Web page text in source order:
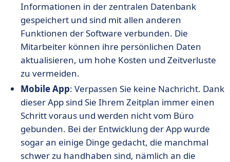
Informationen in der zentralen Datenbank
gespeichert und sind mit allen anderen
Funktionen der Software verbunden. Die
Mitarbeiter können ihre persönlichen Daten
aktualisieren, um hohe Kosten und Zeitverluste
zu vermeiden.
Mobile App: Verpassen Sie keine Nachricht. Dank
dieser App sind Sie Ihrem Zeitplan immer einen
Schritt voraus und werden nicht vom Büro
gebunden. Bei der Entwicklung der App wurde
sogar an einige Dinge gedacht, die manchmal
schwer zu handhaben sind, nämlich an die